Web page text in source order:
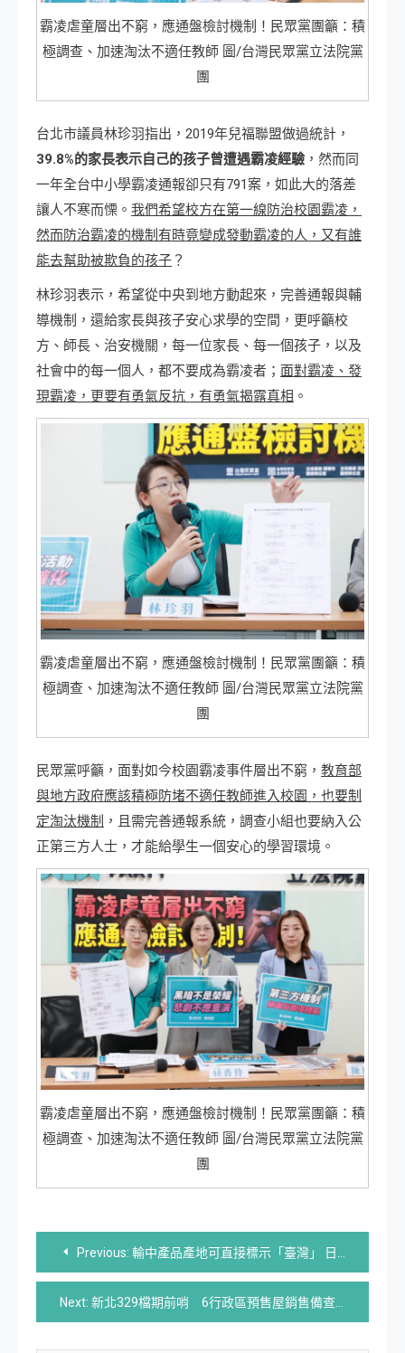
霸凌虐童層出不窮，應通盤檢討機制！民眾黨團籲：積
極調查、加速淘汰不適任教師 圖/台灣民眾黨立法院黨
團
台北市議員林珍羽指出，2019年兒福聯盟做過統計，
39.8%的家長表示自己的孩子曾遭遇霸凌經驗 ，然而同
一年全台中小學霸凌通報卻只有791案，如此大的落差
讓人不寒而慄。 我們希望校方在第一線防治校園霸凌，
然而防治霸凌的機制有時竟變成發動霸凌的人，又有誰
能去幫助被欺負的孩子 ？
林珍羽表示，希望從中央到地方動起來，完善通報與輔
導機制，還給家長與孩子安心求學的空間，更呼籲校
方、師長、治安機關，每一位家長、每一個孩子，以及
社會中的每一個人，都不要成為霸凌者； 面對霸凌、發
現霸凌，更要有勇氣反抗，有勇氣揭露真相 。
霸凌虐童層出不窮，應通盤檢討機制！民眾黨團籲：積
極調查、加速淘汰不適任教師 圖/台灣民眾黨立法院黨
團
民眾黨呼籲，面對如今校園霸凌事件層出不窮， 教育部
與地方政府應該積極防堵不適任教師進入校園，也要制
定淘汰機制 ，且需完善通報系統，調查小組也要納入公
正第三方人士，才能給學生一個安心的學習環境。
霸凌虐童層出不窮，應通盤檢討機制！民眾黨團籲：積
極調查、加速淘汰不適任教師 圖/台灣民眾黨立法院黨
團
文
章
導
Previous: 輸中產品產地可直接標示「臺灣」 日本福島佐證資料業者自行提供
Next: 新北329檔期前哨 6行政區預售屋銷售備查數量皆破千戶